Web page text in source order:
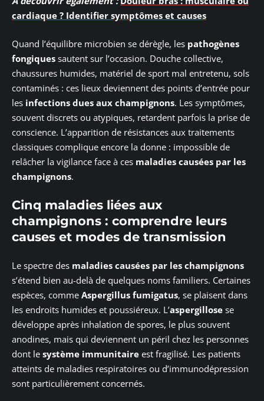
cardiaque ? Identifier symptômes et causes
Quand l’équilibre microbien se dérègle, les pathogènes
fongiques sautent sur l’occasion. Douche collective,
chaussures humides, matériel de sport mal entretenu, sols
contaminés : ces lieux deviennent des points d’entrée pour
les infections dues aux champignons. Les symptômes,
souvent discrets ou atypiques, retardent parfois la prise de
conscience. L’apparition de résistances aux traitements
classiques complique encore la donne : impossible de
relâcher la vigilance face à ces maladies causées par les
champignons.
Cinq maladies liées aux
champignons : comprendre leurs
causes et modes de transmission
Le spectre des maladies causées par les champignons
s’étend bien au-delà de quelques noms familiers. Certaines
espèces, comme Aspergillus fumigatus, se plaisent dans
les endroits humides et poussiéreux. L’aspergillose se
développe après inhalation de spores, le plus souvent
anodines, mais qui deviennent un péril chez les personnes
dont le système immunitaire est fragilisé. Les patients
atteints de maladies respiratoires ou d’immunodépression
sont particulièrement concernés.